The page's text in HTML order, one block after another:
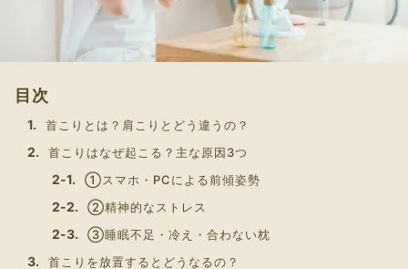
目次
首こりとは？肩こりとどう違うの？
首こりはなぜ起こる？主な原因3つ
①スマホ・PCによる前傾姿勢
②精神的なストレス
③睡眠不足・冷え・合わない枕
首こりを放置するとどうなるの？